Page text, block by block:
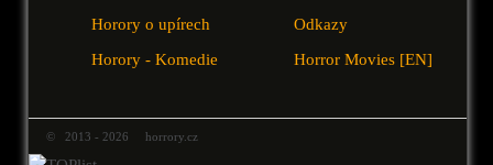
Horory o upírech
Horory - Komedie
Odkazy
Horror Movies [EN]
© 2013 - 2026 horrory.cz